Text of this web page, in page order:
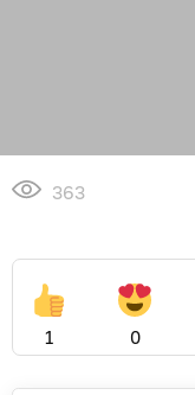
363
1 0